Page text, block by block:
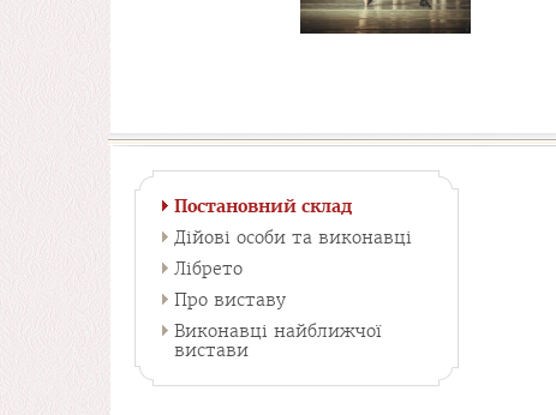
Постановний склад
Дійові особи та виконавці
Лібрето
Про виставу
Виконавці найближчої
вистави